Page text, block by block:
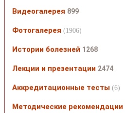
Видеогалерея 899
Фотогалерея (1906)
Истории болезней 1268
Лекции и презентации 2474
Аккредитационные тесты (6)
Методические рекомендации